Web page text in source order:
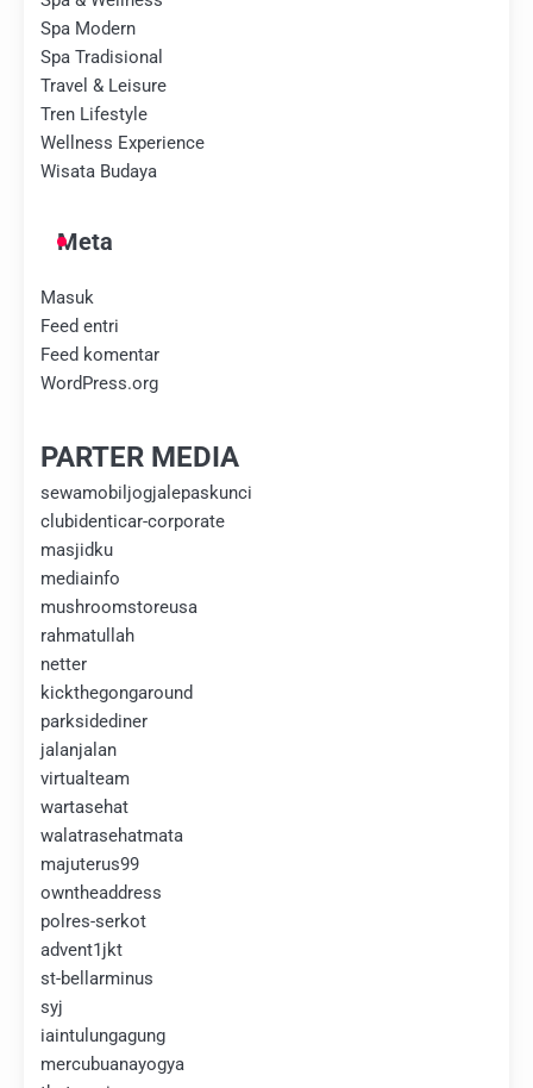
Spa Modern
Spa Tradisional
Travel & Leisure
Tren Lifestyle
Wellness Experience
Wisata Budaya
Meta
Masuk
Feed entri
Feed komentar
WordPress.org
PARTER MEDIA
sewamobiljogjalepaskunci
clubidenticar-corporate
masjidku
mediainfo
mushroomstoreusa
rahmatullah
netter
kickthegongaround
parksidediner
jalanjalan
virtualteam
wartasehat
walatrasehatmata
majuterus99
owntheaddress
polres-serkot
advent1jkt
st-bellarminus
syj
iaintulungagung
mercubuanayogya